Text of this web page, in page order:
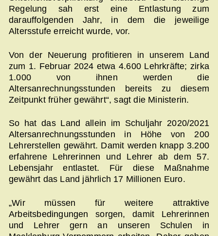
Regelung sah erst eine Entlastung zum
darauffolgenden Jahr, in dem die jeweilige
Altersstufe erreicht wurde, vor.
Von der Neuerung profitieren in unserem Land
zum 1. Februar 2024 etwa 4.600 Lehrkräfte; zirka
1.000 von ihnen werden die
Altersanrechnungsstunden bereits zu diesem
Zeitpunkt früher gewährt“, sagt die Ministerin.
So hat das Land allein im Schuljahr 2020/2021
Altersanrechnungsstunden in Höhe von 200
Lehrerstellen gewährt. Damit werden knapp 3.200
erfahrene Lehrerinnen und Lehrer ab dem 57.
Lebensjahr entlastet. Für diese Maßnahme
gewährt das Land jährlich 17 Millionen Euro.
„Wir müssen für weitere attraktive
Arbeitsbedingungen sorgen, damit Lehrerinnen
und Lehrer gern an unseren Schulen in